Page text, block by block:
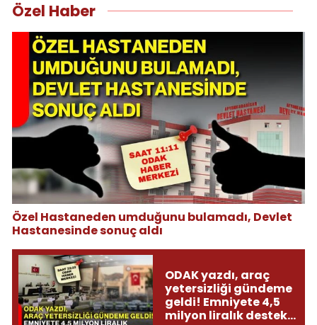
Özel Haber
Özel Hastaneden umduğunu bulamadı, Devlet
Hastanesinde sonuç aldı
ODAK yazdı, araç
yetersizliği gündeme
geldi! Emniyete 4,5
milyon liralık destek